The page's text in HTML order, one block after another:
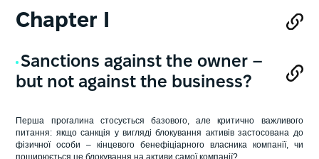
Chapter І
Sanctions against the owner –
but not against the business?
Перша прогалина стосується базового, але критично важливого
питання: якщо санкція у вигляді блокування активів застосована до
фізичної особи – кінцевого бенефіціарного власника компанії, чи
поширюється це блокування на активи самої компанії?